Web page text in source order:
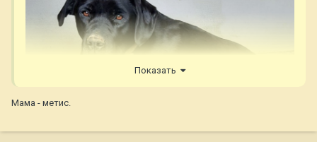
Показать
Мама - метис.